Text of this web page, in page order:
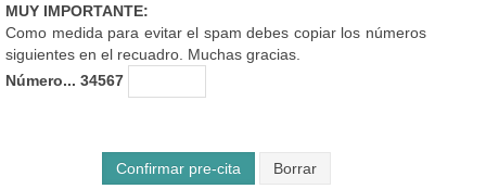
MUY IMPORTANTE:
Como medida para evitar el spam debes copiar los números
siguientes en el recuadro. Muchas gracias.
Número... 34567
Confirmar pre-cita